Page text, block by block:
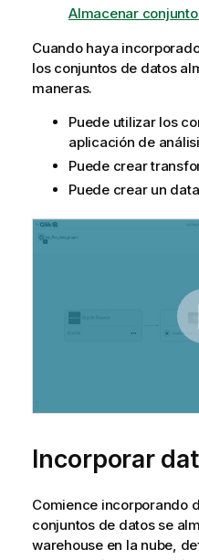
Almacenar
Cuando haya
los conjuntos de datos
maneras.
Puede utilizar los
aplicación de
Puede crear
Puede crear un
Incorporar
Comience incorporando
conjuntos de datos se
warehouse en la nube,